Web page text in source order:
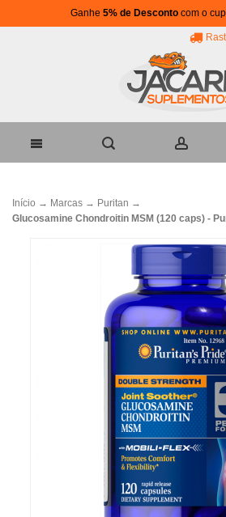
Ganhe 5% de Desconto com o
Início → Marcas → Puritan →
Glucosamine Chondroitin MSM (120 caps) -